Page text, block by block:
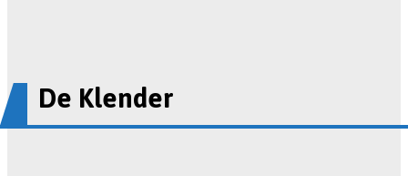
De Klender